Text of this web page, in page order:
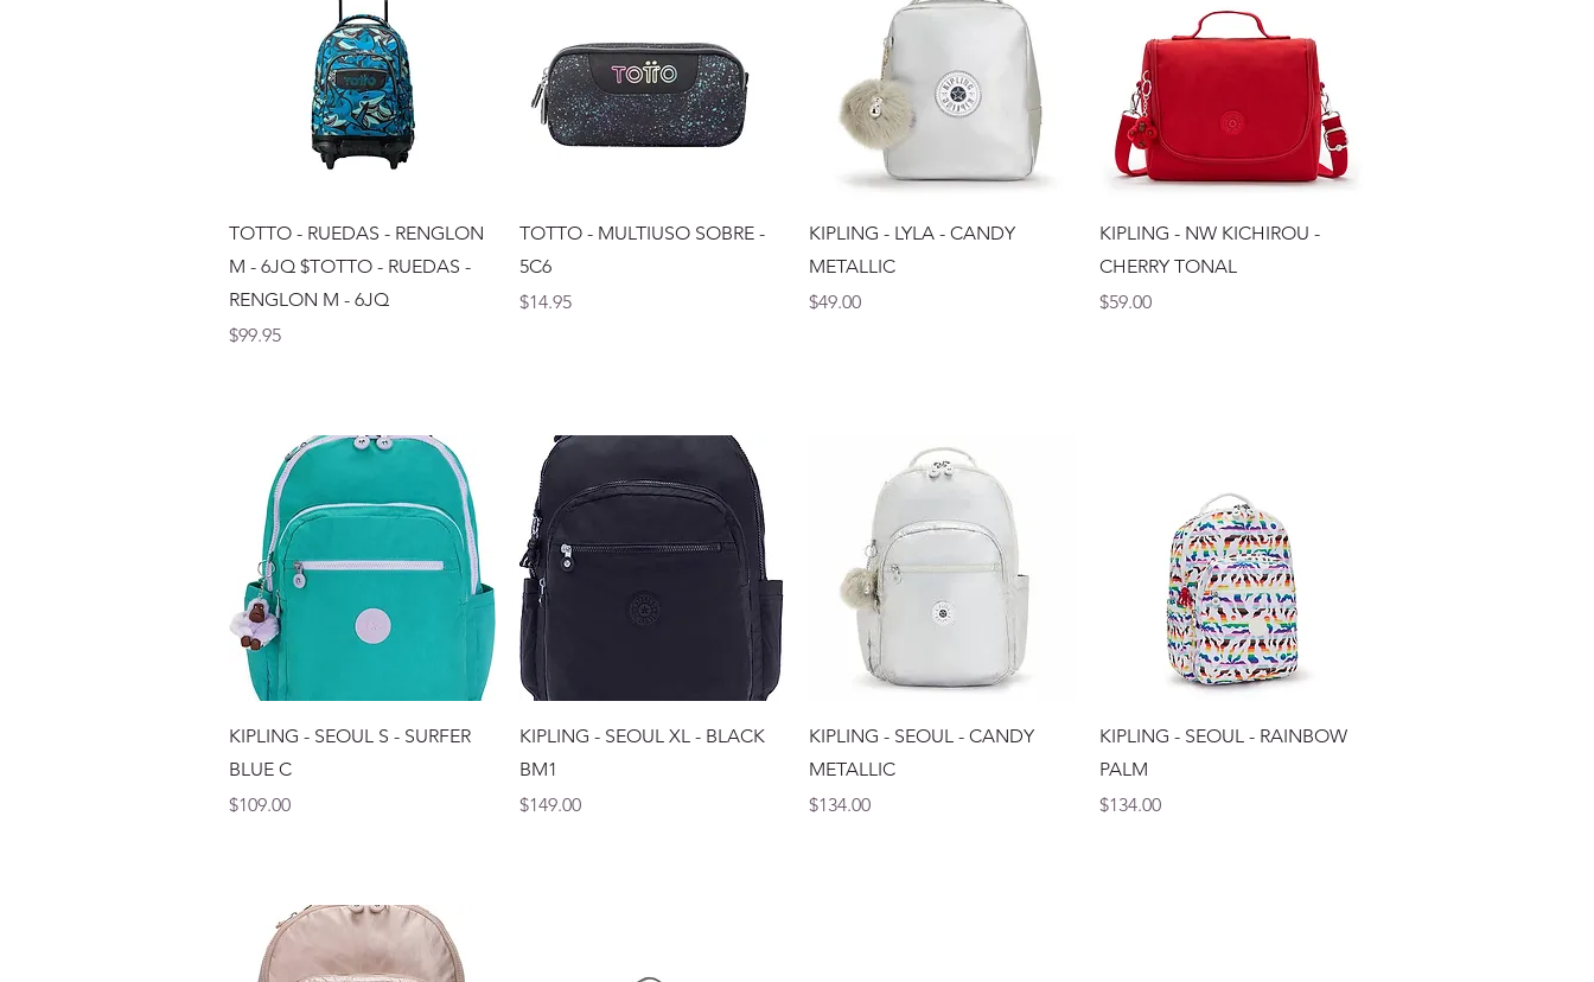
Vista rápida
TOTTO - RUEDAS - RENGLON
M - 6JQ $TOTTO - RUEDAS -
RENGLON M - 6JQ
Precio
$99.95
Vista rápida
TOTTO - MULTIUSO SOBRE -
5C6
Precio
$14.95
Vista rápida
KIPLING - LYLA - CANDY
METALLIC
Precio
$49.00
Vista rápida
KIPLING - NW KICHIROU -
CHERRY TONAL
Precio
$59.00
Vista rápida
KIPLING - SEOUL S - SURFER
BLUE C
Precio
$109.00
Vista rápida
KIPLING - SEOUL XL - BLACK
BM1
Precio
$149.00
Vista rápida
KIPLING - SEOUL - CANDY
METALLIC
Precio
$134.00
Vista rápida
KIPLING - SEOUL - RAINBOW
PALM
Precio
$134.00